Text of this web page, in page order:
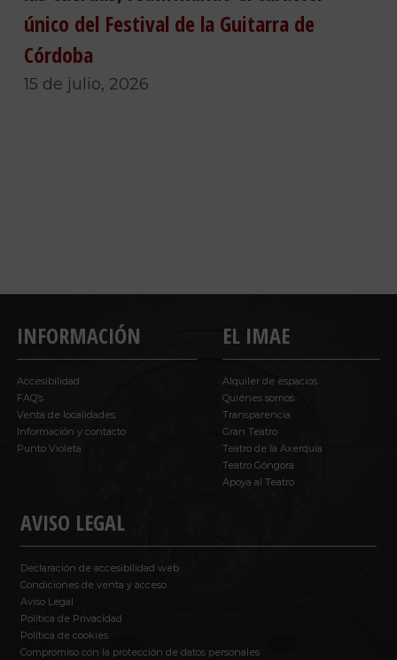
único del Festival de la Guitarra de
Córdoba
15 de julio, 2026
INFORMACIÓN
Accesibilidad
FAQ’s
Venta de localidades
Información y contacto
Punto Violeta
AVISO LEGAL
Declaración de accesibilidad web
Condiciones de venta y acceso
Aviso Legal
Política de Privacidad
Política de cookies
Compromiso con la protección de datos personales
EL IMAE
Alquiler de espacios
Quiénes somos
Transparencia
Gran Teatro
Teatro de la Axerquía
Teatro Góngora
Apoya al Teatro